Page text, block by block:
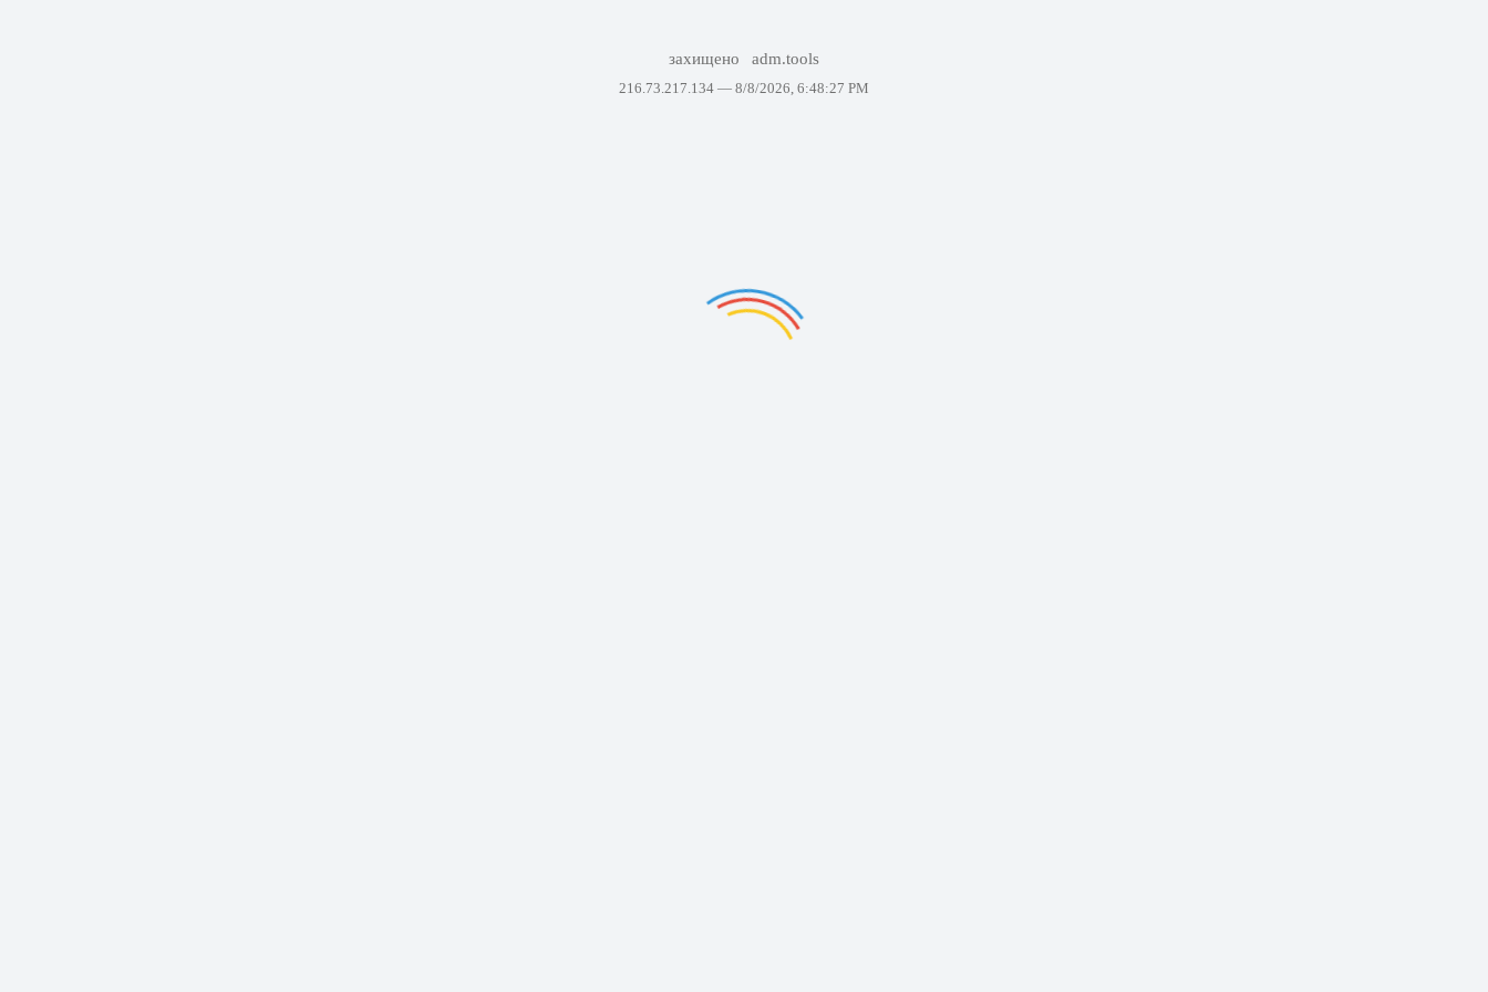
захищено adm.tools
216.73.217.134 — 8/8/2026, 6:48:27 PM